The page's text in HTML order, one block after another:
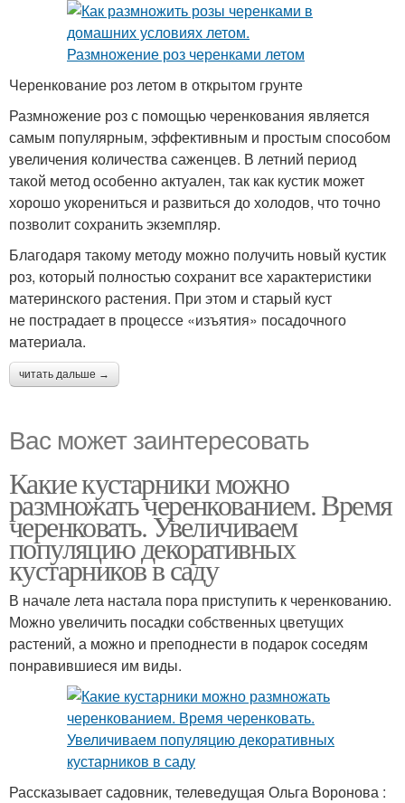
Черенкование роз летом в открытом грунте
Размножение роз с помощью черенкования является
самым популярным, эффективным и простым способом
увеличения количества саженцев. В летний период
такой метод особенно актуален, так как кустик может
хорошо укорениться и развиться до холодов, что точно
позволит сохранить экземпляр.
Благодаря такому методу можно получить новый кустик
роз, который полностью сохранит все характеристики
материнского растения. При этом и старый куст
не пострадает в процессе «изъятия» посадочного
материала.
читать дальше →
Вас может заинтересовать
Какие кустарники можно
размножать черенкованием. Время
черенковать. Увеличиваем
популяцию декоративных
кустарников в саду
В начале лета настала пора приступить к черенкованию.
Можно увеличить посадки собственных цветущих
растений, а можно и преподнести в подарок соседям
понравившиеся им виды.
Рассказывает садовник, телеведущая Ольга Воронова :